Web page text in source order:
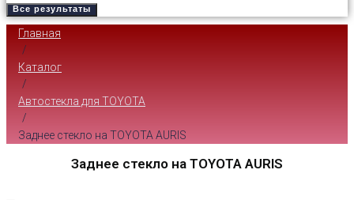
Все результаты
Главная
/
Каталог
/
Автостекла для TOYOTA
/
Заднее стекло на TOYOTA AURIS
Заднее стекло на TOYOTA AURIS